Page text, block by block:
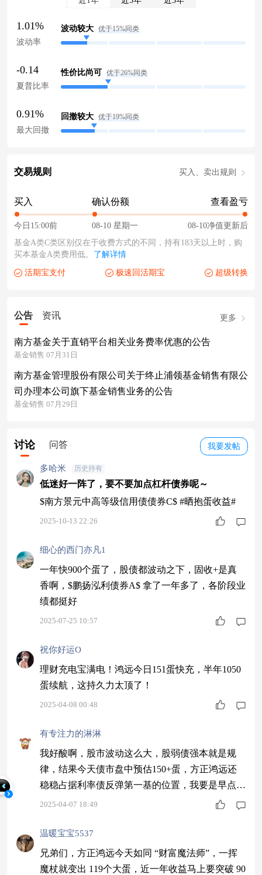
1.01%
波动率
波动较大 优于15%同类
-0.14
夏普比率
性价比尚可 优于26%同类
0.91%
最大回撤
回撤较大 优于19%同类
交易规则 买入、卖出规则
买入
今日15:00前
确认份额
08-10 星期一
查看盈亏
08-10净值更新后
基金A类C类区别仅在于收费方式的不同，持有183天以上时，购
买本基金A类费用低。 了解详情
活期宝支付 极速回活期宝 超级转换
公告 资讯 更多
南方基金关于直销平台相关业务费率优惠的公告
基金销售 07月31日
南方基金管理股份有限公司关于终止浦领基金销售有限公
司办理本公司旗下基金销售业务的公告
基金销售 07月29日
我要发帖
讨论 问答
多哈米 历史持有
低迷好一阵了，要不要加点杠杆债券呢～
$南方景元中高等级信用债债券C$ #晒抱蛋收益#
2025-10-13 22:26
细心的西门亦凡1
一年快900个蛋了，股债都波动之下，固收+是真
香啊，$鹏扬泓利债券A$ 拿了一年多了，各阶段业
绩都挺好
2025-07-25 10:57
祝你好运O
理财充电宝满电！鸿远今日151蛋快充，半年1050
蛋续航，这持久力太顶了！
2025-04-08 00:48
有专注力的淋淋
我好酸啊，股市波动这么大，股弱债强本就是规
律，结果今天债市盘中预估150+蛋，方正鸿远还
稳稳占据利率债反弹第一基的位置，我要是早点发
现，肯定也狠狠拿住，羡慕嫉妒恨啊！
2025-04-07 18:49
温暖宝宝5537
兄弟们，方正鸿远今天如同 “财富魔法师”，一挥
魔杖就变出 119个大蛋，近一年收益马上要突破 90